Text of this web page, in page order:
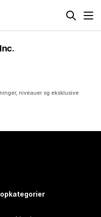
niveauer og eksklusive